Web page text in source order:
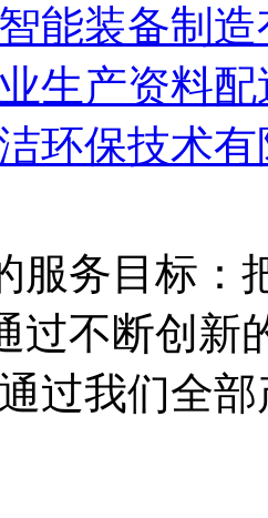
能装备制
生产资料
环保技术
服务目标：
过不断创新
过我们全